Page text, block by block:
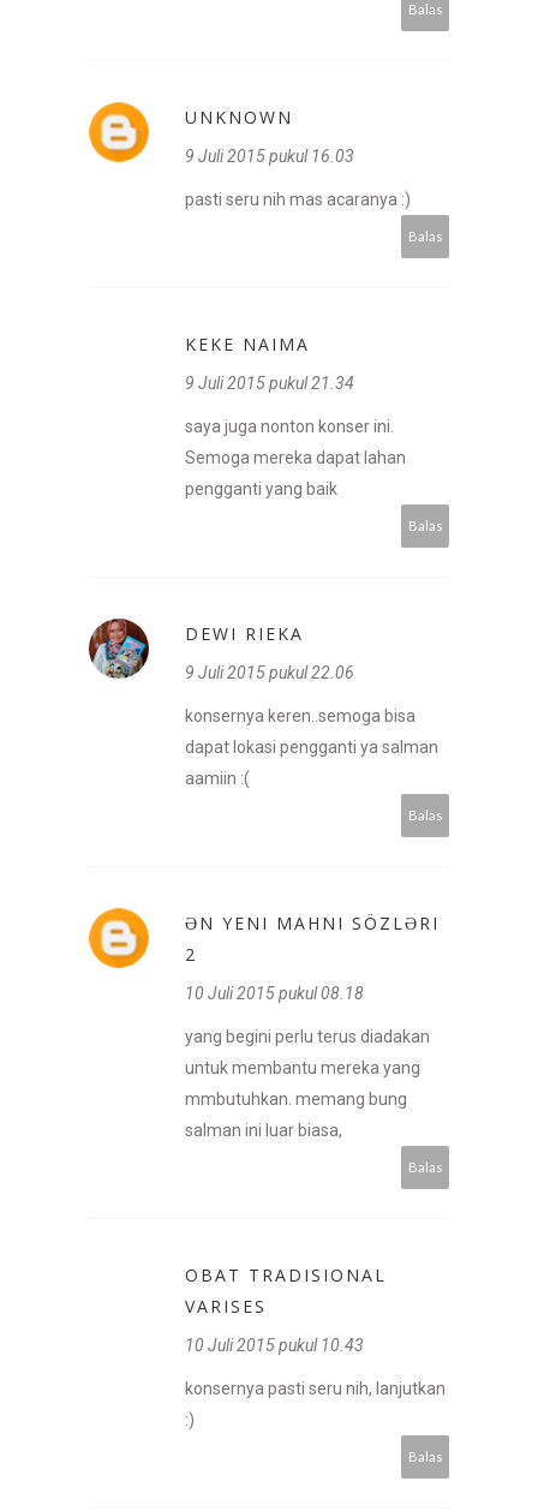
Balas
UNKNOWN
9 Juli 2015 pukul 16.03
pasti seru nih mas acaranya :)
Balas
KEKE NAIMA
9 Juli 2015 pukul 21.34
saya juga nonton konser ini.
Semoga mereka dapat lahan
pengganti yang baik
Balas
DEWI RIEKA
9 Juli 2015 pukul 22.06
konsernya keren..semoga bisa
dapat lokasi pengganti ya salman
aamiin :(
Balas
ƏN YENI MAHNI SÖZLƏRI
2
10 Juli 2015 pukul 08.18
yang begini perlu terus diadakan
untuk membantu mereka yang
mmbutuhkan. memang bung
salman ini luar biasa,
Balas
OBAT TRADISIONAL
VARISES
10 Juli 2015 pukul 10.43
konsernya pasti seru nih, lanjutkan
:)
Balas